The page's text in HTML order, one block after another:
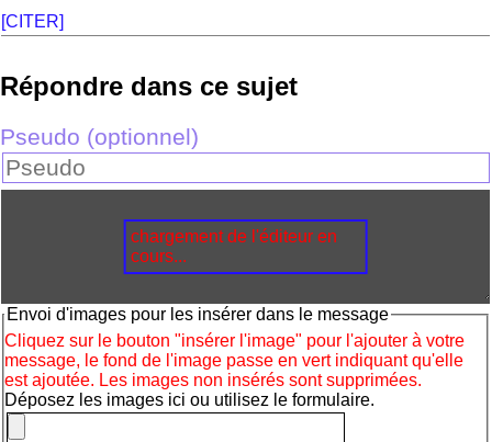
[CITER]
Répondre dans ce sujet
Pseudo (optionnel)
chargement de l'éditeur en
cours...
Envoi d'images pour les insérer dans le message
Cliquez sur le bouton "insérer l'image" pour l'ajouter à votre
message, le fond de l'image passe en vert indiquant qu'elle
est ajoutée. Les images non insérés sont supprimées.
Déposez les images ici ou utilisez le formulaire.